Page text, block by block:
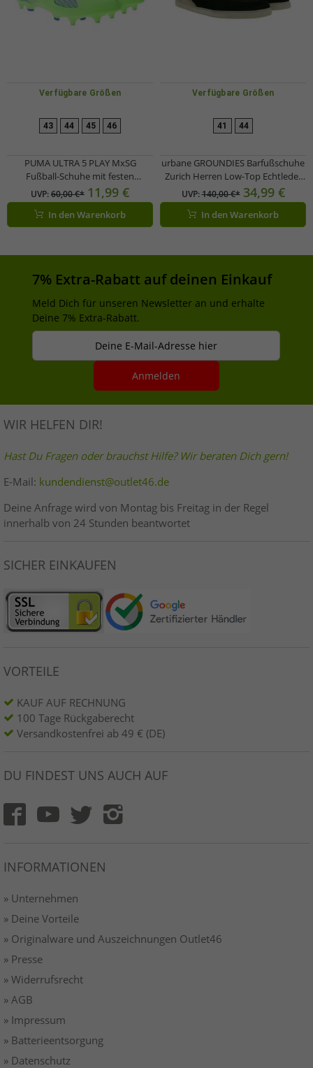
Verfügbare Größen
43 44 45 46
PUMA ULTRA 5 PLAY MxSG
Fußball-Schuhe mit festen
Metallstollenspitzen Trainings-
Schuhe Sport-Schuhe Schnür-
Schuhe Fitness-Zubehör 107904 03
Neon-Grün/Blau
UVP:60,00 €* 11,99 €
In den Warenkorb
Verfügbare Größen
41 44
urbane GROUNDIES Barfußschuhe
Zurich Herren Low-Top Echtleder
Sneaker mit TrueSense Sohle
Schnür-Schuhe GND-270260-01
Schwarz/Beige
UVP:140,00 €* 34,99 €
In den Warenkorb
7% Extra-Rabatt auf deinen Einkauf
Meld Dich für unseren Newsletter an und erhalte
Deine 7% Extra-Rabatt.
Deine E-Mail-Adresse hier
Anmelden
WIR HELFEN DIR!
Hast Du Fragen oder brauchst Hilfe? Wir beraten Dich gern!
E-Mail: kundendienst@outlet46.de
Deine Anfrage wird von Montag bis Freitag in der Regel
innerhalb von 24 Stunden beantwortet
SICHER EINKAUFEN
VORTEILE
KAUF AUF RECHNUNG
100 Tage Rückgaberecht
Versandkostenfrei ab 49 € (DE)
DU FINDEST UNS AUCH AUF
INFORMATIONEN
» Unternehmen
» Deine Vorteile
» Originalware und Auszeichnungen Outlet46
» Presse
» Widerrufsrecht
» AGB
» Impressum
» Batterieentsorgung
» Datenschutz